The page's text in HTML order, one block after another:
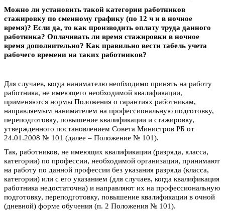
Можно ли установить такой категории работников
стажировку по сменному графику (по 12 ч и в ночное
время)? Если да, то как производить оплату труда данного
работника? Оплачивать ли время стажировки в ночное
время дополнительно? Как правильно вести табель учета
рабочего времени на таких работников?
Для случаев, когда нанимателю необходимо принять на работу
работника, не имеющего необходимой квалификации,
применяются нормы Положения о гарантиях работникам,
направляемым нанимателем на профессиональную подготовку,
переподготовку, повышение квалификации и стажировку,
утвержденного постановлением Совета Министров РБ от
24.01.2008 № 101 (далее – Положение № 101).
Так, работников, не имеющих квалификации (разряда, класса,
категории) по профессии, необходимой организации, принимают
на работу по данной профессии без указания разряда (класса,
категории) или с его указанием (для случаев, когда квалификация
работника недостаточна) и направляют их на профессиональную
подготовку, переподготовку, повышение квалификации в очной
(дневной) форме обучения (п. 2 Положения № 101).